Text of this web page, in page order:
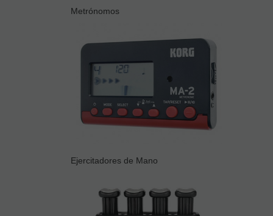
Metrónomos
Ejercitadores de Mano